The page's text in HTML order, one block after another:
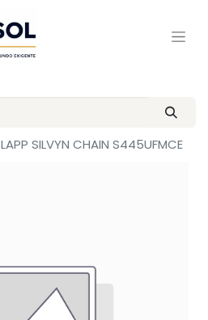
LAPP SILVYN CHAIN S445UFMCE